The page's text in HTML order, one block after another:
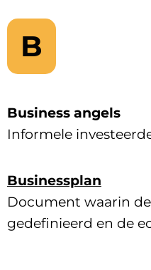
B
Business angels
Informele
Businessplan
Document waarin
gedefinieerd en de